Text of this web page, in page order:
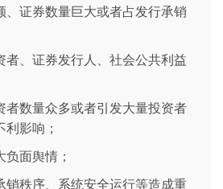
、证券数量巨大或者占发行承销
者、证券发行人、社会公共利益
者数量众多或者引发大量投资者
影响；
负面舆情；
销秩序、系统安全运行等造成重